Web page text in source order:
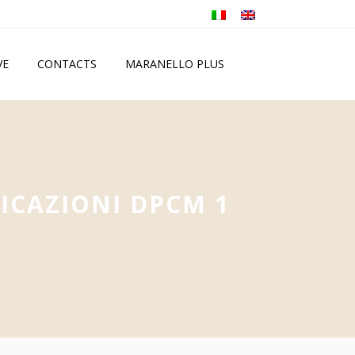
CONTACTS MARANELLO PLUS
DPCM 1